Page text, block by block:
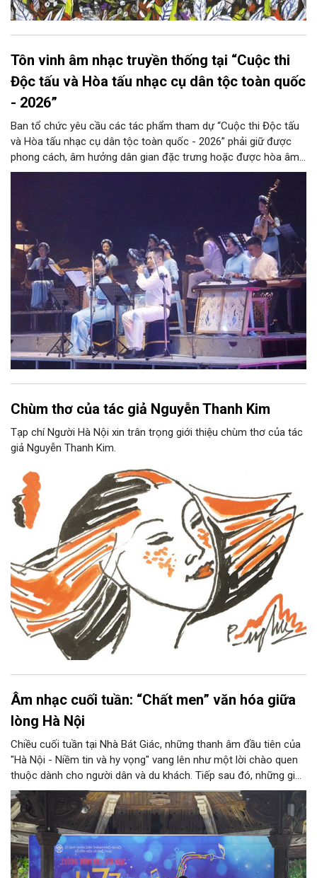
Tôn vinh âm nhạc truyền thống tại “Cuộc thi
Độc tấu và Hòa tấu nhạc cụ dân tộc toàn quốc
- 2026”
Ban tổ chức yêu cầu các tác phẩm tham dự “Cuộc thi Độc tấu
và Hòa tấu nhạc cụ dân tộc toàn quốc - 2026” phải giữ được
phong cách, âm hưởng dân gian đặc trưng hoặc được hòa âm,
phối khí mới trên nền tảng làn điệu âm nhạc truyền thống Việt
Nam, đồng thời phải được trình diễn trực tiếp bằng nhạc cụ dân
Chùm thơ của tác giả Nguyễn Thanh Kim
Tạp chí Người Hà Nội xin trân trọng giới thiệu chùm thơ của tác
giả Nguyễn Thanh Kim.
Âm nhạc cuối tuần: “Chất men” văn hóa giữa
lòng Hà Nội
Chiều cuối tuần tại Nhà Bát Giác, những thanh âm đầu tiên của
"Hà Nội - Niềm tin và hy vọng" vang lên như một lời chào quen
thuộc dành cho người dân và du khách. Tiếp sau đó, những giai
điệu jazz kinh điển của thế giới lần lượt cất lên qua phần biểu
diễn của NSƯT Quyền Văn Minh và các nghệ sĩ Bình Minh Jazz
Club, mở ra một không gian âm nhạc giàu cảm xúc ngay giữa
trung tâm Thủ đô.